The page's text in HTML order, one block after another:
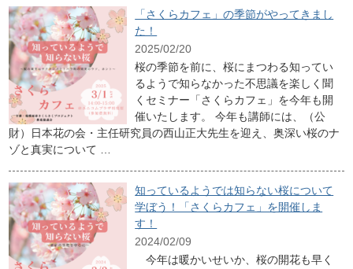
「さくらカフェ」の季節がやってきまし
た！
2025/02/20
桜の季節を前に、桜にまつわる知ってい
るようで知らなかった不思議を楽しく聞
くセミナー「さくらカフェ」を今年も開
催いたします。 今年も講師には、（公
財）日本花の会・主任研究員の西山正大先生を迎え、奥深い桜のナ
ゾと真実について …
知っているようでは知らない桜について
学ぼう！「さくらカフェ」を開催しま
す！
2024/02/09
今年は暖かいせいか、桜の開花も早く